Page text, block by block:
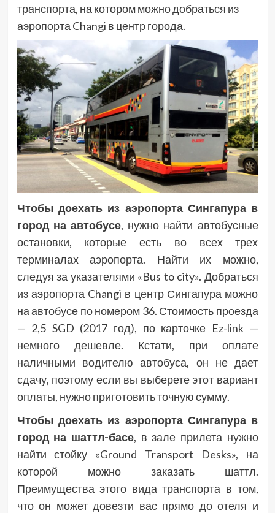
транспорта, на котором можно добраться из
аэропорта Changi в центр города.
Чтобы доехать из аэропорта Сингапура в
город на автобусе, нужно найти автобусные
остановки, которые есть во всех трех
терминалах аэропорта. Найти их можно,
следуя за указателями «Bus to city». Добраться
из аэропорта Changi в центр Сингапура можно
на автобусе по номером 36. Стоимость проезда
— 2,5 SGD (2017 год), по карточке Ez-link —
немного дешевле. Кстати, при оплате
наличными водителю автобуса, он не дает
сдачу, поэтому если вы выберете этот вариант
оплаты, нужно приготовить точную сумму.
Чтобы доехать из аэропорта Сингапура в
город на шаттл-басе, в зале прилета нужно
найти стойку «Ground Transport Desks», на
которой можно заказать шаттл.
Преимущества этого вида транспорта в том,
что он может довезти вас прямо до отеля и